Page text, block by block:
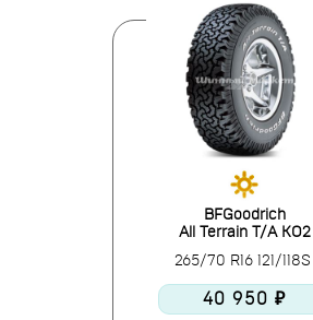
BFGoodrich
All Terrain T/A KO2
265/70 R16 121/118S
40 950 ₽